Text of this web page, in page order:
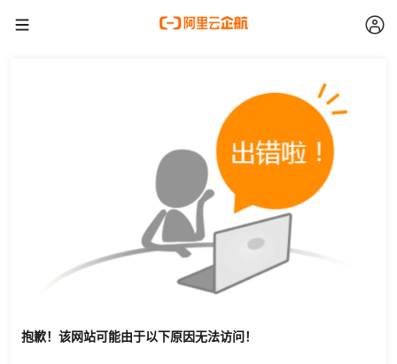
抱歉！该网站可能由于以下原因无法访问！